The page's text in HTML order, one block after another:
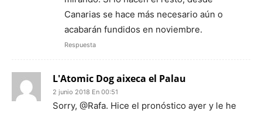
Canarias se hace más necesario aún o
acabarán fundidos en noviembre.
Respuesta
L'Atomic Dog aixeca el Palau
2 junio 2018 En 00:51
Sorry, @Rafa. Hice el pronóstico ayer y le he